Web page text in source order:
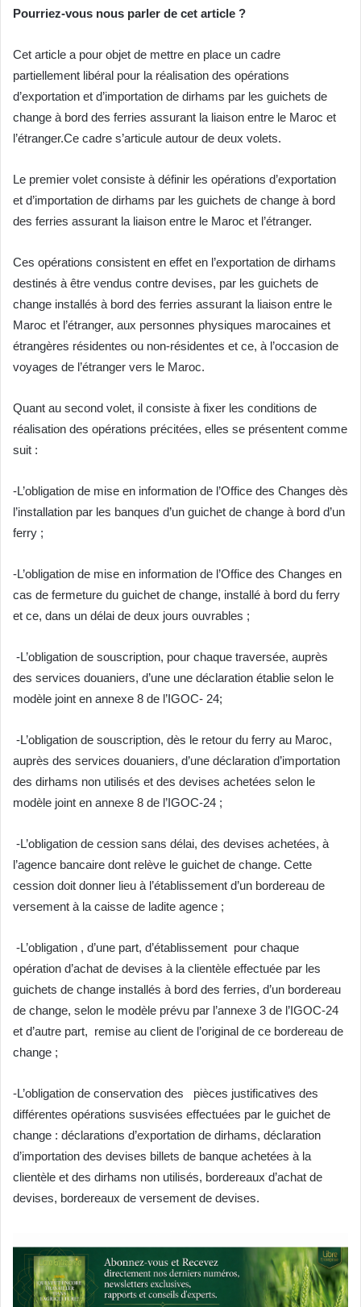
Pourriez-vous nous parler de cet article ?
Cet article a pour objet de mettre en place un cadre
partiellement libéral pour la réalisation des opérations
d’exportation et d’importation de dirhams par les guichets de
change à bord des ferries assurant la liaison entre le Maroc et
l’étranger.Ce cadre s’articule autour de deux volets.
Le premier volet consiste à définir les opérations d’exportation
et d’importation de dirhams par les guichets de change à bord
des ferries assurant la liaison entre le Maroc et l’étranger.
Ces opérations consistent en effet en l’exportation de dirhams
destinés à être vendus contre devises, par les guichets de
change installés à bord des ferries assurant la liaison entre le
Maroc et l’étranger, aux personnes physiques marocaines et
étrangères résidentes ou non-résidentes et ce, à l’occasion de
voyages de l’étranger vers le Maroc.
Quant au second volet, il consiste à fixer les conditions de
réalisation des opérations précitées, elles se présentent comme
suit :
-L’obligation de mise en information de l’Office des Changes dès
l’installation par les banques d’un guichet de change à bord d’un
ferry ;
-L’obligation de mise en information de l’Office des Changes en
cas de fermeture du guichet de change, installé à bord du ferry
et ce, dans un délai de deux jours ouvrables ;
-L’obligation de souscription, pour chaque traversée, auprès
des services douaniers, d’une une déclaration établie selon le
modèle joint en annexe 8 de l’IGOC- 24;
-L’obligation de souscription, dès le retour du ferry au Maroc,
auprès des services douaniers, d’une déclaration d’importation
des dirhams non utilisés et des devises achetées selon le
modèle joint en annexe 8 de l’IGOC-24 ;
-L’obligation de cession sans délai, des devises achetées, à
l’agence bancaire dont relève le guichet de change. Cette
cession doit donner lieu à l’établissement d’un bordereau de
versement à la caisse de ladite agence ;
-L’obligation , d’une part, d’établissement pour chaque
opération d’achat de devises à la clientèle effectuée par les
guichets de change installés à bord des ferries, d’un bordereau
de change, selon le modèle prévu par l’annexe 3 de l’IGOC-24
et d’autre part, remise au client de l’original de ce bordereau de
change ;
-L’obligation de conservation des pièces justificatives des
différentes opérations susvisées effectuées par le guichet de
change : déclarations d’exportation de dirhams, déclaration
d’importation des devises billets de banque achetées à la
clientèle et des dirhams non utilisés, bordereaux d’achat de
devises, bordereaux de versement de devises.